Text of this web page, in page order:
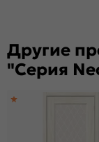
Другие
"Серия